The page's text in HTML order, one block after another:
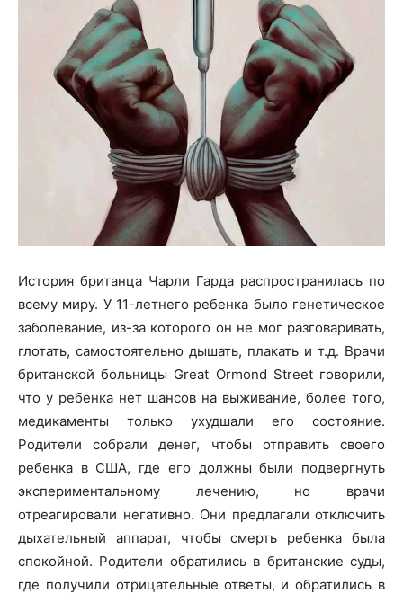
История британца Чарли Гарда распространилась по
всему миру. У 11-летнего ребенка было генетическое
заболевание, из-за которого он не мог разговаривать,
глотать, самостоятельно дышать, плакать и т.д. Врачи
британской больницы Great Ormond Street говорили,
что у ребенка нет шансов на выживание, более того,
медикаменты только ухудшали его состояние.
Родители собрали денег, чтобы отправить своего
ребенка в США, где его должны были подвергнуть
экспериментальному лечению, но врачи
отреагировали негативно. Они предлагали отключить
дыхательный аппарат, чтобы смерть ребенка была
спокойной. Родители обратились в британские суды,
где получили отрицательные ответы, и обратились в